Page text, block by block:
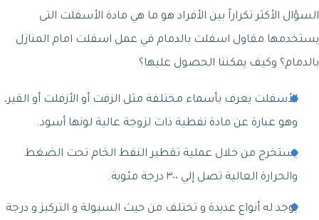
السؤال الأكثر تكراراً بين الأفراد هو ما هي مادة الأسفلت التى
يستخدمها مقاول اسفلت بالدمام في عمل اسفلت امام المنازل
بالدمام؟ وكيف يمكننا الحصول عليها؟
الأسفلت يعرف بأسماء مختلفة مثل الزفت أو الأزفلت أو القير،
وهو عبارة عن مادة نفطية ذات لزوجة عالية لونها أسود.
يستخرج من خلال عملية تقطير النفط الخام تحت الضغط
والحرارة العالية تصل إلي ٣٠٠ درجة مئوية.
يوجد له أنواع عديدة و تختلف من حيث السيولة و التركيز و درجة